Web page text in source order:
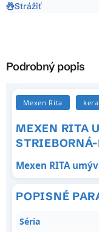
Strážiť
Podrobný popis
Mexen Rita
MEXEN RITA
Mexen RITA
POPISNÉ
Séria